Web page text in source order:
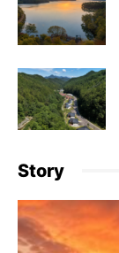
Story